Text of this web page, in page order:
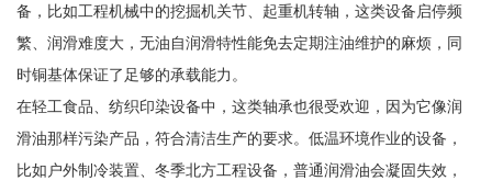
备，比如工程机械中的挖掘机关节、起重机转轴，这类设备启停频
繁、润滑难度大，无油自润滑特性能免去定期注油维护的麻烦，同
时铜基体保证了足够的承载能力。
在轻工食品、纺织印染设备中，这类轴承也很受欢迎，因为它像润
滑油那样污染产品，符合清洁生产的要求。低温环境作业的设备，
比如户外制冷装置、冬季北方工程设备，普通润滑油会凝固失效，